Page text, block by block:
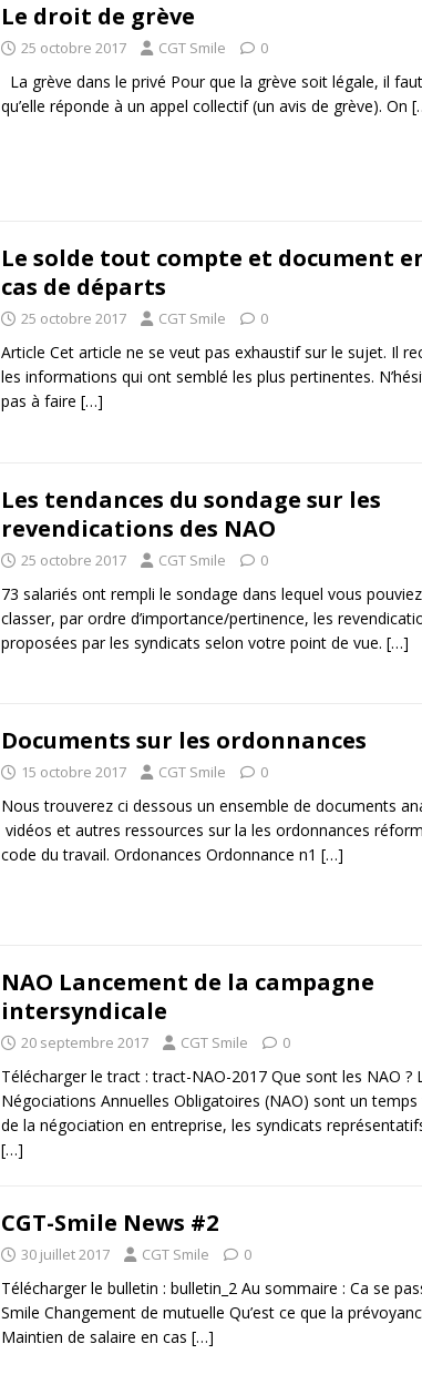
Le droit de grève
25 octobre 2017 CGT Smile 0
La grève dans le privé Pour que la grève soit légale, il faut
qu’elle réponde à un appel collectif (un avis de grève). On
Le solde tout compte et document
cas de départs
25 octobre 2017 CGT Smile 0
Article Cet article ne se veut pas exhaustif sur le sujet. Il
les informations qui ont semblé les plus pertinentes.
pas à faire […]
Les tendances du sondage sur les
revendications des NAO
25 octobre 2017 CGT Smile 0
73 salariés ont rempli le sondage dans lequel vous pouviez
classer, par ordre d’importance/pertinence, les
proposées par les syndicats selon votre point de vue. […]
Documents sur les ordonnances
15 octobre 2017 CGT Smile 0
Nous trouverez ci dessous un ensemble de documents
vidéos et autres ressources sur la les ordonnances
code du travail. Ordonances Ordonnance n1 […]
NAO Lancement de la campagne
intersyndicale
20 septembre 2017 CGT Smile 0
Télécharger le tract : tract-NAO-2017 Que sont les NAO ?
Négociations Annuelles Obligatoires (NAO) sont un
de la négociation en entreprise, les syndicats
[…]
CGT-Smile News #2
30 juillet 2017 CGT Smile 0
Télécharger le bulletin : bulletin_2 Au sommaire : Ca se
Smile Changement de mutuelle Qu’est ce que la
Maintien de salaire en cas […]